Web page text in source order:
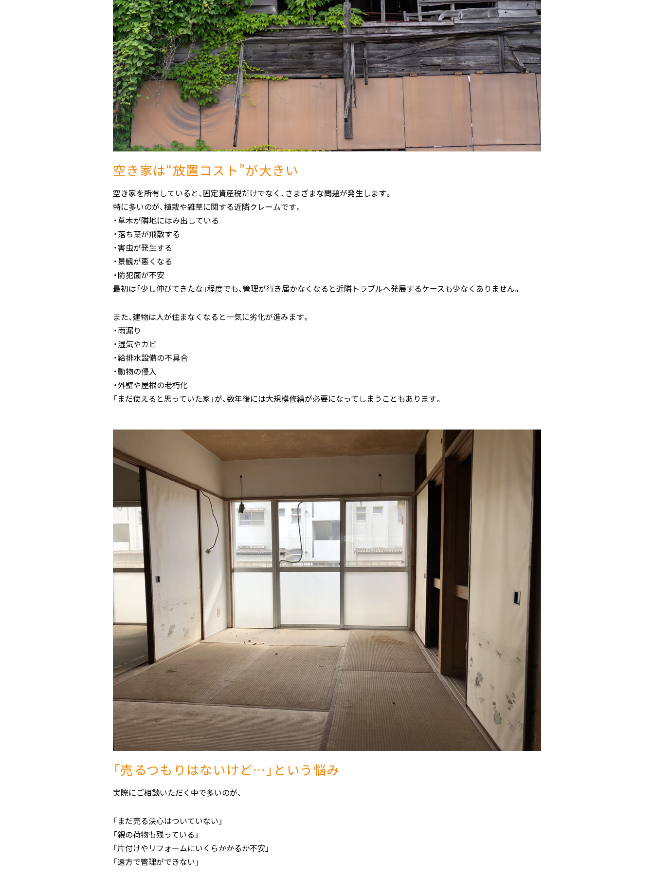
空き家は“放置コスト”が大きい
空き家を所有していると、固定資産税だけでなく、さまざまな問題が発生します。
特に多いのが、植栽や雑草に関する近隣クレームです。
・草木が隣地にはみ出している
・落ち葉が飛散する
・害虫が発生する
・景観が悪くなる
・防犯面が不安
最初は「少し伸びてきたな」程度でも、管理が行き届かなくなると近隣トラブルへ発展するケースも少なくありません。
また、建物は人が住まなくなると一気に劣化が進みます。
・雨漏り
・湿気やカビ
・給排水設備の不具合
・動物の侵入
・外壁や屋根の老朽化
「まだ使えると思っていた家」が、数年後には大規模修繕が必要になってしまうこともあります。
「売るつもりはないけど…」という悩み
実際にご相談いただく中で多いのが、
「まだ売る決心はついていない」
「親の荷物も残っている」
「片付けやリフォームにいくらかかるか不安」
「遠方で管理ができない」